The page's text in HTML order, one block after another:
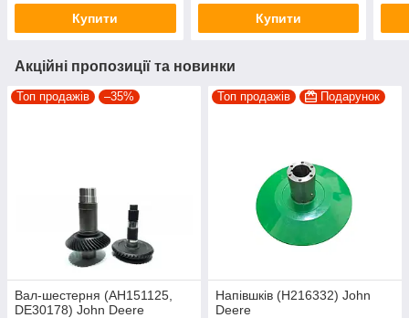
Купити Купити
Акційні пропозиції та новинки
Топ продажів –35%
Вал-шестерня (AH151125,
DE30178) John Deere
Топ продажів Подарунок
Напівшків (H216332) John
Deere